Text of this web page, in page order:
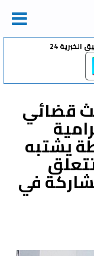
24
قضائي
يشتبه
في